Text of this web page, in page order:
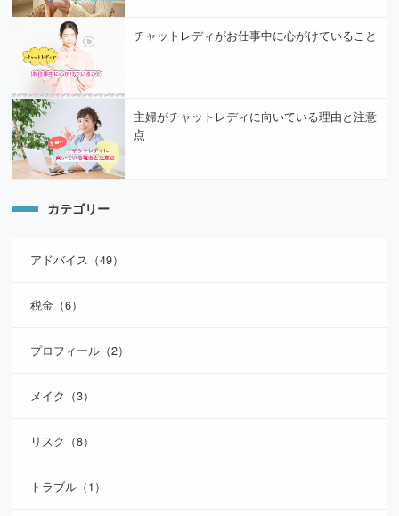
チャットレディがお仕事中に心がけていること
主婦がチャットレディに向いている理由と注意
点
カテゴリー
アドバイス（49）
税金（6）
プロフィール（2）
メイク（3）
リスク（8）
トラブル（1）